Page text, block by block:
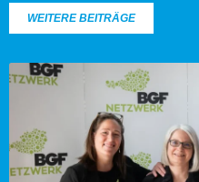
WEITERE BEITRÄGE